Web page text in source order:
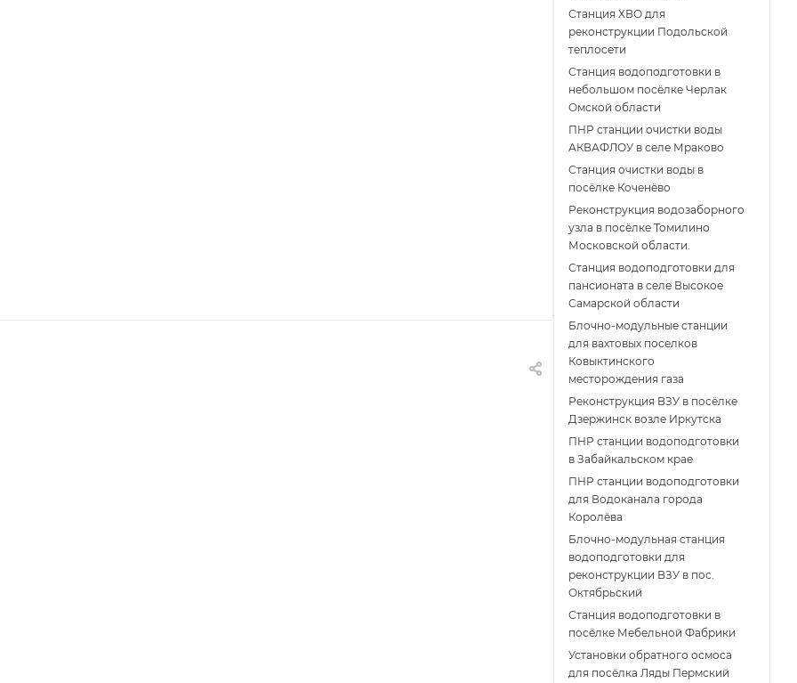
Станция ХВО для
реконструкции Подольской
теплосети
Станция водоподготовки в
небольшом посёлке Черлак
Омской области
ПНР станции очистки воды
АКВАФЛОУ в селе Мраково
Станция очистки воды в
посёлке Коченёво
Реконструкция водозаборного
узла в посёлке Томилино
Московской области.
Станция водоподготовки для
пансионата в селе Высокое
Самарской области
Блочно-модульные станции
для вахтовых поселков
Ковыктинского
месторождения газа
Реконструкция ВЗУ в посёлке
Дзержинск возле Иркутска
ПНР станции водоподготовки
в Забайкальском крае
ПНР станции водоподготовки
для Водоканала города
Королёва
Блочно-модульная станция
водоподготовки для
реконструкции ВЗУ в пос.
Октябрьский
Станция водоподготовки в
посёлке Мебельной Фабрики
Установки обратного осмоса
для посёлка Ляды Пермский